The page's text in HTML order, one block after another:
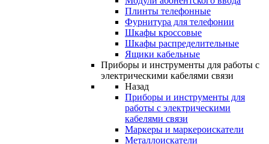
Плинты телефонные
Фурнитура для телефонии
Шкафы кроссовые
Шкафы распределительные
Ящики кабельные
Приборы и инструменты для работы с
электрическими кабелями связи
Назад
Приборы и инструменты для
работы с электрическими
кабелями связи
Маркеры и маркероискатели
Металлоискатели